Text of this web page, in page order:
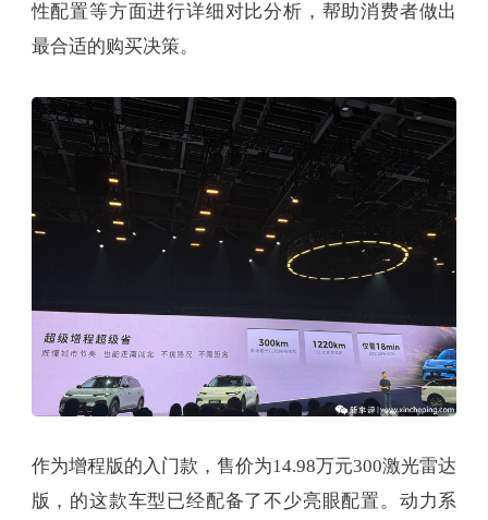
性配置等方面进行详细对比分析，帮助消费者做出
最合适的购买决策。
作为增程版的入门款，售价为14.98万元300激光雷达
版，的这款车型已经配备了不少亮眼配置。动力系